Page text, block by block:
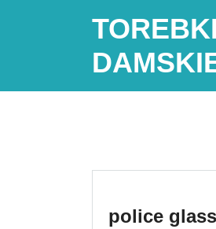
TOREBKI
police glass